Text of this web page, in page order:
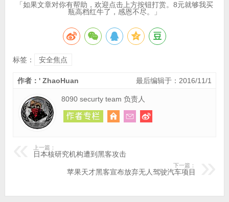
「如果文章对你有帮助，欢迎点击上方按钮打赏。8元就够我买
瓶高档红牛了，感恩不尽。」
标签： 安全焦点
最后编辑于：2016/11/1
作者：' ZhaoHuan
8090 securty team 负责人
上一篇：
日本核研究机构遭到黑客攻击
下一篇：
苹果天才黑客宣布放弃无人驾驶汽车项目